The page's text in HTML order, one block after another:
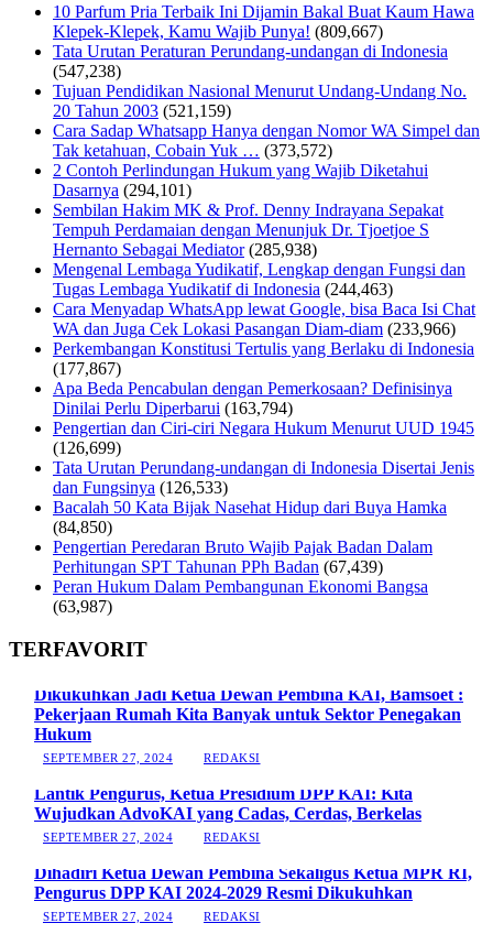
10 Parfum Pria Terbaik Ini Dijamin Bakal Buat Kaum Hawa
Klepek-Klepek, Kamu Wajib Punya! (809,667)
Tata Urutan Peraturan Perundang-undangan di Indonesia
(547,238)
Tujuan Pendidikan Nasional Menurut Undang-Undang No.
20 Tahun 2003 (521,159)
Cara Sadap Whatsapp Hanya dengan Nomor WA Simpel dan
Tak ketahuan, Cobain Yuk … (373,572)
2 Contoh Perlindungan Hukum yang Wajib Diketahui
Dasarnya (294,101)
Sembilan Hakim MK & Prof. Denny Indrayana Sepakat
Tempuh Perdamaian dengan Menunjuk Dr. Tjoetjoe S
Hernanto Sebagai Mediator (285,938)
Mengenal Lembaga Yudikatif, Lengkap dengan Fungsi dan
Tugas Lembaga Yudikatif di Indonesia (244,463)
Cara Menyadap WhatsApp lewat Google, bisa Baca Isi Chat
WA dan Juga Cek Lokasi Pasangan Diam-diam (233,966)
Perkembangan Konstitusi Tertulis yang Berlaku di Indonesia
(177,867)
Apa Beda Pencabulan dengan Pemerkosaan? Definisinya
Dinilai Perlu Diperbarui (163,794)
Pengertian dan Ciri-ciri Negara Hukum Menurut UUD 1945
(126,699)
Tata Urutan Perundang-undangan di Indonesia Disertai Jenis
dan Fungsinya (126,533)
Bacalah 50 Kata Bijak Nasehat Hidup dari Buya Hamka
(84,850)
Pengertian Peredaran Bruto Wajib Pajak Badan Dalam
Perhitungan SPT Tahunan PPh Badan (67,439)
Peran Hukum Dalam Pembangunan Ekonomi Bangsa
(63,987)
TERFAVORIT
Dikukuhkan Jadi Ketua Dewan Pembina KAI, Bamsoet :
Pekerjaan Rumah Kita Banyak untuk Sektor Penegakan
Hukum
SEPTEMBER 27, 2024 REDAKSI
Lantik Pengurus, Ketua Presidium DPP KAI: Kita
Wujudkan AdvoKAI yang Cadas, Cerdas, Berkelas
SEPTEMBER 27, 2024 REDAKSI
Dihadiri Ketua Dewan Pembina Sekaligus Ketua MPR RI,
Pengurus DPP KAI 2024-2029 Resmi Dikukuhkan
SEPTEMBER 27, 2024 REDAKSI